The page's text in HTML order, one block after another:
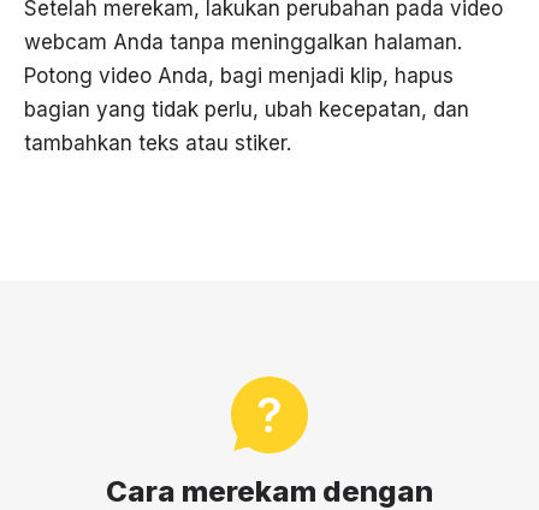
Setelah merekam, lakukan perubahan pada video
webcam Anda tanpa meninggalkan halaman.
Potong video Anda, bagi menjadi klip, hapus
bagian yang tidak perlu, ubah kecepatan, dan
tambahkan teks atau stiker.
Cara merekam dengan